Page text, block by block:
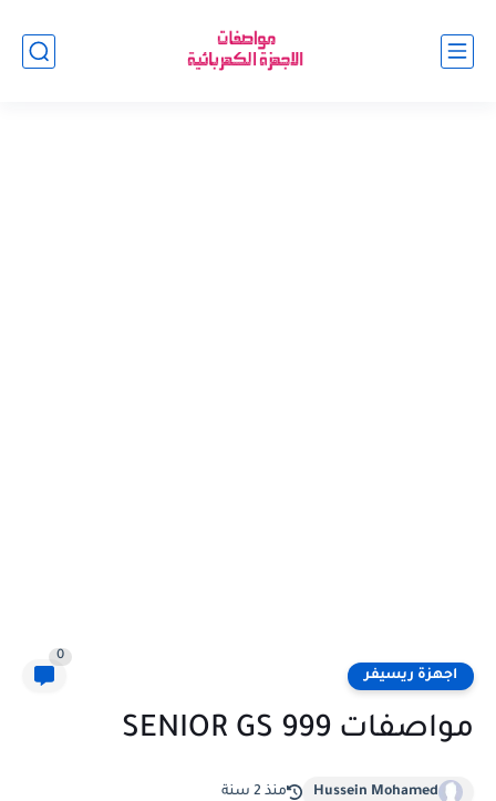
اجهزة ريسيفر
0
مواصفات SENIOR GS 999
Hussein Mohamed منذ 2 سنة